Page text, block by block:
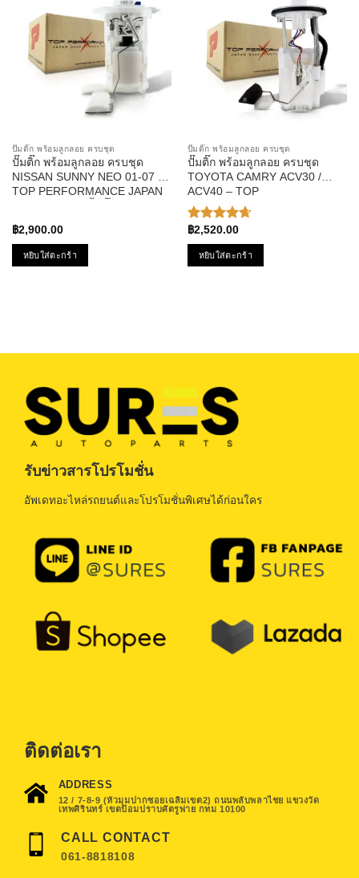
ปั๊มติ๊ก พร้อมลูกลอย ครบชุด
ปั๊มติ๊ก พร้อมลูกลอย ครบชุด
NISSAN SUNNY NEO 01-07 –
TOP PERFORMANCE JAPAN
฿2,900.00
หยิบใส่ตะกร้า
ปั๊มติ๊ก พร้อมลูกลอย ครบชุด
ปั๊มติ๊ก พร้อมลูกลอย ครบชุด
TOYOTA CAMRY ACV30 /
ACV40 – TOP
PERFORMANCE JAPAN –
TPFT-993 – ปั้มติ๊ก โตโยต้า
แคมรี่
ให้คะแนน
4.67ตั้งแต่
1-5
คะแนน
฿2,520.00
หยิบใส่ตะกร้า
รับข่าวสารโปรโมชั่น
อัพเดทอะไหล่รถยนต์และโปรโมชั่นพิเศษได้ก่อนใคร
ติดต่อเรา
ADDRESS
12 / 7-8-9 (หัวมุมปากซอยเฉลิมเขต2) ถนนพลับพลาไชย แขวงวัด
เทพศิรินทร์ เขตป้อมปราบศัตรูพ่าย กทม 10100
CALL CONTACT
061-8818108